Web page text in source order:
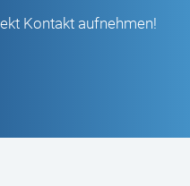
Kontakt aufnehmen!